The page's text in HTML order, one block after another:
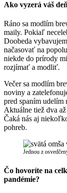
Ako vyzerá váš
Ráno sa modlím
maily. Pokiaľ
Doobeda
načasovať na
niekde do prírody
rozjímať a modliť.
Večer sa modlím
noviny a
pred spaním udelím
Aktuálne tiež dva
Čaká nás aj
pohreb.
Jednou z
Čo hovoríte na
pandémie?